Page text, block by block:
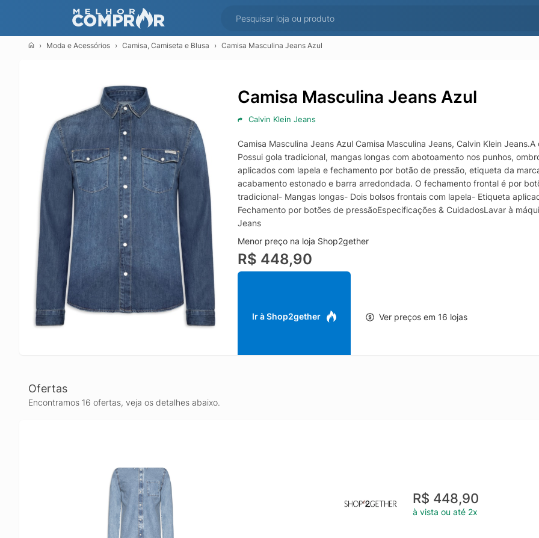
Moda e Acessórios Camisa, Camiseta e Blusa Camisa Masculina Jeans Azul
Camisa Masculina Jeans Azul
Calvin Klein Jeans
Camisa Masculina Jeans Azul Camisa Masculina Jeans, Calvin Klein
Possui gola tradicional, mangas longas com abotoamento nos punhos,
aplicados com lapela e fechamento por botão de pressão, etiqueta da
acabamento estonado e barra arredondada. O fechamento frontal é por
tradicional- Mangas longas- Dois bolsos frontais com lapela- Etiqueta
Fechamento por botões de pressãoEspecificações & CuidadosLavar à
Jeans
Menor preço na loja Shop2gether
R$ 448,90
Ir à Shop2gether Ver preços em 16 lojas
Ofertas
Encontramos 16 ofertas, veja os detalhes abaixo.
R$ 448,90
à vista ou até 2x